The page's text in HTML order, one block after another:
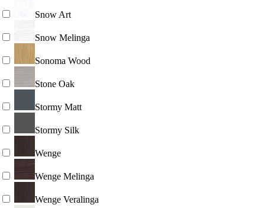
Snow Art
Snow Melinga
Sonoma Wood
Stone Oak
Stormy Matt
Stormy Silk
Wenge
Wenge Melinga
Wenge Veralinga